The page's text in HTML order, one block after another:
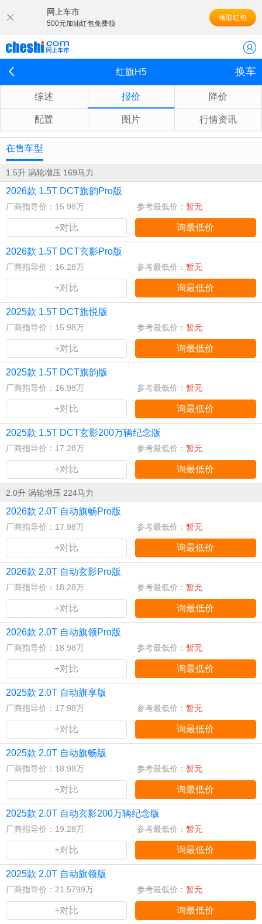
网上车市
500元加油红包免费领
领取红包
红旗H5 换车
综述 报价 降价
配置 图片 行情资讯
在售车型
1.5升 涡轮增压 169马力
2026款 1.5T DCT旗韵Pro版
厂商指导价：15.98万 参考最低价： 暂无
+对比 询最低价
2026款 1.5T DCT玄影Pro版
厂商指导价：16.28万 参考最低价： 暂无
+对比 询最低价
2025款 1.5T DCT旗悦版
厂商指导价：15.98万 参考最低价： 暂无
+对比 询最低价
2025款 1.5T DCT旗韵版
厂商指导价：16.98万 参考最低价： 暂无
+对比 询最低价
2025款 1.5T DCT玄影200万辆纪念版
厂商指导价：17.28万 参考最低价： 暂无
+对比 询最低价
2.0升 涡轮增压 224马力
2026款 2.0T 自动旗畅Pro版
厂商指导价：17.98万 参考最低价： 暂无
+对比 询最低价
2026款 2.0T 自动玄影Pro版
厂商指导价：18.28万 参考最低价： 暂无
+对比 询最低价
2026款 2.0T 自动旗领Pro版
厂商指导价：18.98万 参考最低价： 暂无
+对比 询最低价
2025款 2.0T 自动旗享版
厂商指导价：17.98万 参考最低价： 暂无
+对比 询最低价
2025款 2.0T 自动旗畅版
厂商指导价：18.98万 参考最低价： 暂无
+对比 询最低价
2025款 2.0T 自动玄影200万辆纪念版
厂商指导价：19.28万 参考最低价： 暂无
+对比 询最低价
2025款 2.0T 自动旗领版
厂商指导价：21.5799万 参考最低价： 暂无
+对比 询最低价